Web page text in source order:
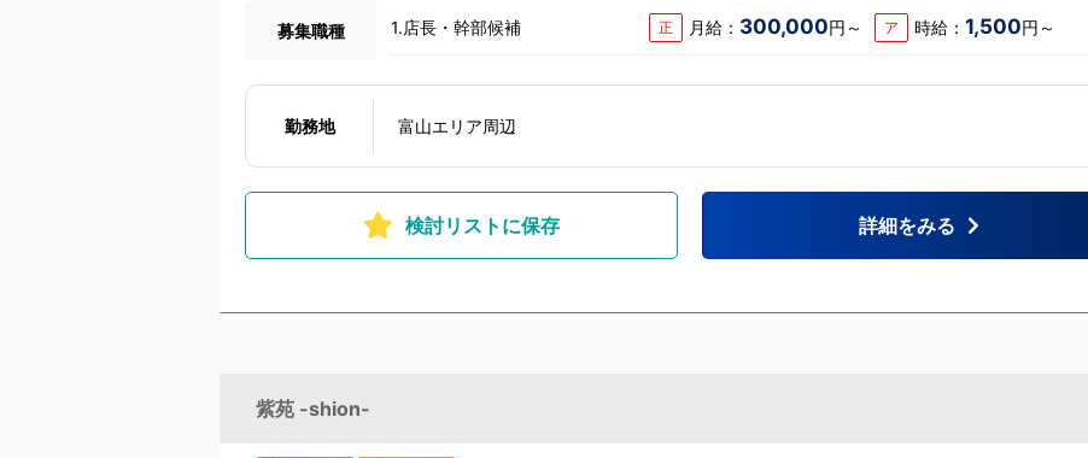
募集職種 1.店長・幹部候補 正 月給： 300,000円～ ア 時給：1,500円～
勤務地 富山エリア周辺
検討リストに保存 詳細をみる
紫苑 -shion-